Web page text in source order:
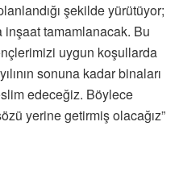
şekilde yürütüyor;
tamamlanacak. Bu
uygun koşullarda
sonuna kadar binaları
edeceğiz. Böylece
yerine getirmiş olacağız”